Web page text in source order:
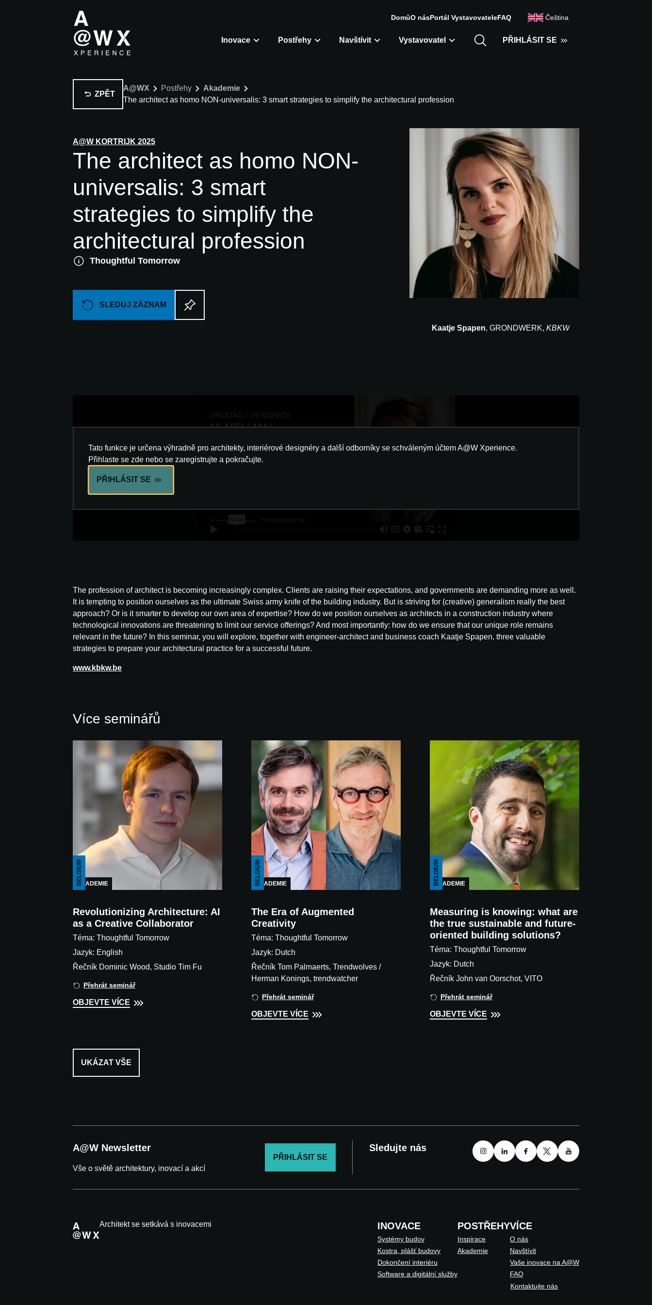
Inovace Postřehy Navštívit Vystavovatel PŘIHLÁSIT SE
DomůO násPortál VystavovateleFAQ Čeština
ZPĚT
A@WX Postřehy
Akademie
The architect as homo NON-universalis: 3 smart strategies to simplify the architectural profession
A@W KORTRIJK 2025
The architect as homo NON-
universalis: 3 smart
strategies to simplify the
architectural profession
Thoughtful Tomorrow
SLEDUJ ZÁZNAM
Kaatje Spapen, GRONDWERK, KBKW
Tato funkce je určena výhradně pro architekty, interiérové designéry a další odborníky se schváleným účtem A@W Xperience.
Přihlaste se zde nebo se zaregistrujte a pokračujte.
PŘIHLÁSIT SE
The profession of architect is becoming increasingly complex. Clients are raising their expectations, and governments are demanding more as well.
It is tempting to position ourselves as the ultimate Swiss army knife of the building industry. But is striving for (creative) generalism really the best
approach? Or is it smarter to develop our own area of expertise? How do we position ourselves as architects in a construction industry where
technological innovations are threatening to limit our service offerings? And most importantly: how do we ensure that our unique role remains
relevant in the future? In this seminar, you will explore, together with engineer-architect and business coach Kaatje Spapen, three valuable
strategies to prepare your architectural practice for a successful future.
www.kbkw.be
Více seminářů
AKADEMIE
BELGIUM
Revolutionizing Architecture: AI
as a Creative Collaborator
Téma: Thoughtful Tomorrow
Jazyk: English
Řečník Dominic Wood, Studio Tim Fu
Přehrát seminář
OBJEVTE VÍCE
AKADEMIE
BELGIUM
The Era of Augmented
Creativity
Téma: Thoughtful Tomorrow
Jazyk: Dutch
Řečník Tom Palmaerts, Trendwolves /
Herman Konings, trendwatcher
Přehrát seminář
OBJEVTE VÍCE
AKADEMIE
BELGIUM
Measuring is knowing: what are
the true sustainable and future-
oriented building solutions?
Téma: Thoughtful Tomorrow
Jazyk: Dutch
Řečník John van Oorschot, VITO
Přehrát seminář
OBJEVTE VÍCE
UKÁZAT VŠE
A@W Newsletter
Vše o světě architektury, inovací a akcí
PŘIHLÁSIT SE
Sledujte nás
Architekt se setkává s inovacemi INOVACE
Systémy budov
Kostra, plášť budovy
Dokončení interiéru
Software a digitální služby
POSTŘEHY
Inspirace
Akademie
VÍCE
O nás
Navštívit
Vaše inovace na A@W
FAQ
Kontaktujte nás